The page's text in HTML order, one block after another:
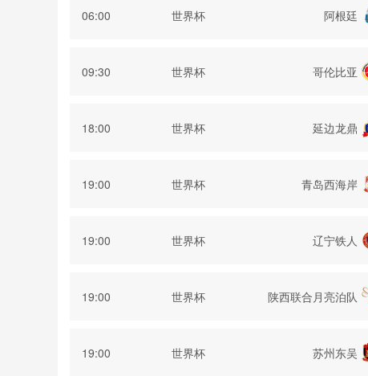
06:00 世界杯 阿根廷
09:30 世界杯 哥伦比亚
18:00 世界杯 延边龙鼎
19:00 世界杯 青岛西海岸
19:00 世界杯 辽宁铁人
19:00 世界杯 陕西联合月亮泊队
19:00 世界杯 苏州东吴